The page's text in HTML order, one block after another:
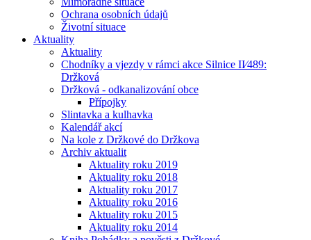
Ochrana osobních údajů
Životní situace
Aktuality
Aktuality
Chodníky a vjezdy v rámci akce Silnice II⁄489:
Držková
Držková - odkanalizování obce
Přípojky
Slintavka a kulhavka
Kalendář akcí
Na kole z Držkové do Držkova
Archiv aktualit
Aktuality roku 2019
Aktuality roku 2018
Aktuality roku 2017
Aktuality roku 2016
Aktuality roku 2015
Aktuality roku 2014